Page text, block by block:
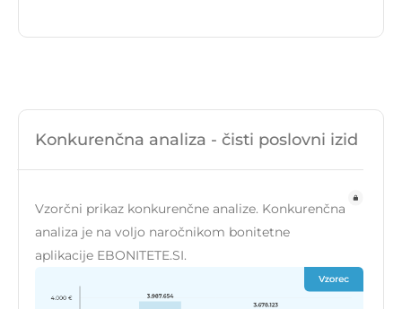
Konkurenčna analiza - čisti poslovni izid
Vzorčni prikaz konkurenčne analize. Konkurenčna
analiza je na voljo naročnikom bonitetne
aplikacije EBONITETE.SI.